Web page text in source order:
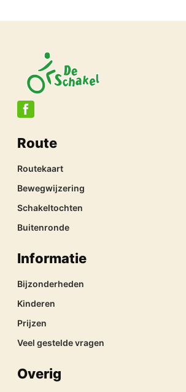
Route
Routekaart
Bewegwijzering
Schakeltochten
Buitenronde
Informatie
Bijzonderheden
Kinderen
Prijzen
Veel gestelde vragen
Overig